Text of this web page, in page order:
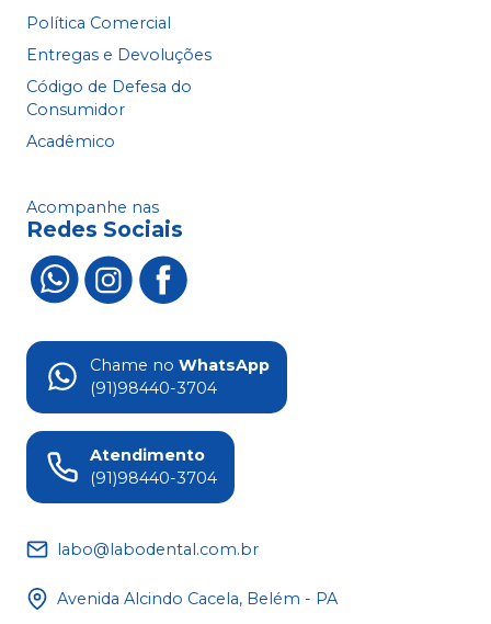
Política Comercial
Entregas e Devoluções
Código de Defesa do
Consumidor
Acadêmico
Acompanhe nas
Redes Sociais
Chame no WhatsApp
(91)98440-3704
Atendimento
(91)98440-3704
labo@labodental.com.br
Avenida Alcindo Cacela, Belém - PA